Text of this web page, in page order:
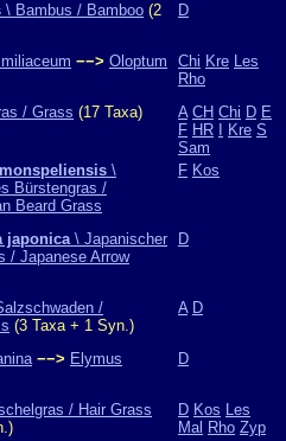
\ Bambus / Bamboo (2
D
−−> Oloptum
Chi Kre Les
Rho
/ Grass (17 Taxa) A CH Chi D E
F HR Kre S
Sam
\
Bürstengras /
Beard Grass
F Kos
japonica\ Japanischer
/ Japanese Arrow
D
/
(3 Taxa + 1 Syn.)
A D
−−> Elymus
D
/ Hair Grass
D Kos Les
Mal Rho Zyp